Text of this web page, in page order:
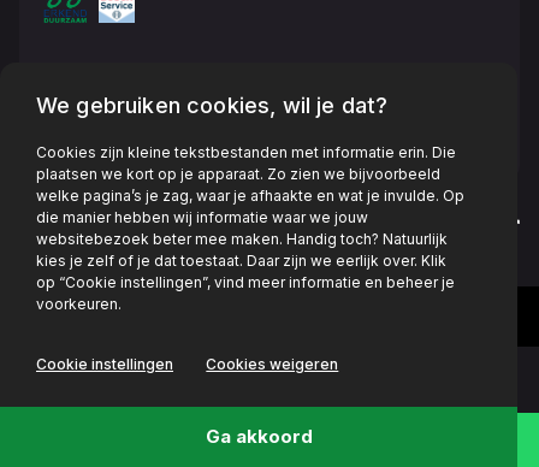
BTW: NL8078.18.665.B01
Privacy policy
We gebruiken cookies, wil je dat?
Cookies zijn kleine tekstbestanden met informatie erin. Die
plaatsen we kort op je apparaat. Zo zien we bijvoorbeeld
welke pagina’s je zag, waar je afhaakte en wat je invulde. Op
die manier hebben wij informatie waar we jouw
websitebezoek beter mee maken. Handig toch? Natuurlijk
kies je zelf of je dat toestaat. Daar zijn we eerlijk over. Klik
op “Cookie instellingen”, vind meer informatie en beheer je
voorkeuren.
Cookie instellingen Cookies weigeren
Ga akkoord